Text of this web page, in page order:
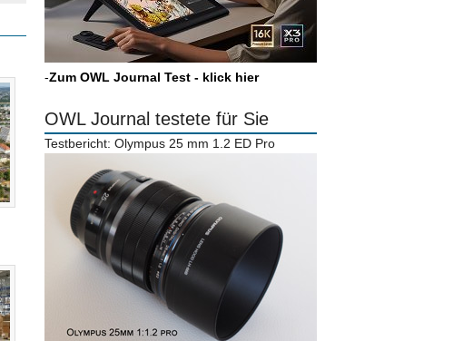
-Zum OWL Journal Test - klick hier
OWL Journal testete für Sie
Testbericht: Olympus 25 mm 1.2 ED Pro